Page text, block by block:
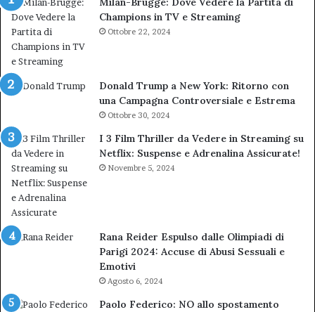
Champions in TV e Streaming
Ottobre 22, 2024
Donald Trump a New York: Ritorno con
una Campagna Controversiale e Estrema
Ottobre 30, 2024
I 3 Film Thriller da Vedere in Streaming su
Netflix: Suspense e Adrenalina Assicurate!
Novembre 5, 2024
Rana Reider Espulso dalle Olimpiadi di
Parigi 2024: Accuse di Abusi Sessuali e
Emotivi
Agosto 6, 2024
Paolo Federico: NO allo spostamento